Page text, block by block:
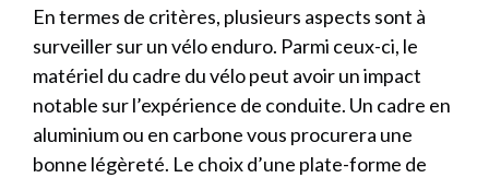
En termes de critères, plusieurs aspects sont à
surveiller sur un vélo enduro. Parmi ceux-ci, le
matériel du cadre du vélo peut avoir un impact
notable sur l’expérience de conduite. Un cadre en
aluminium ou en carbone vous procurera une
bonne légèreté. Le choix d’une plate-forme de